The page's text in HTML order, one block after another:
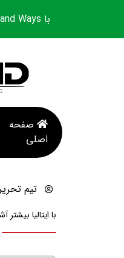
با Frand Ways به سر تا سر دنیا برو!
صفحه
اصلی
تیم
با ایتالیا بیشتر